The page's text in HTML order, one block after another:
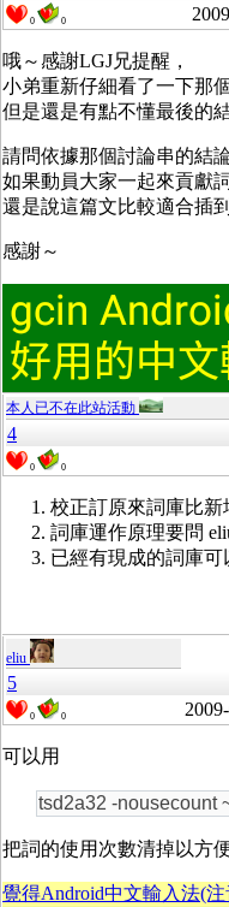
0 0
哦～感謝LGJ兄提醒，
小弟重新仔細看了一下那
但是還是有點不懂最後的
請問依據那個討論串的結論
如果動員大家一起來貢獻
還是說這篇文比較適合插
感謝～
本人已不在此站活動
4
0 0
校正訂原來詞庫比新
詞庫運作原理要問
已經有現成的詞庫可
eliu
5
0 0
可以用
tsd2a32 -nousecount
把詞的使用次數清掉以方
覺得Android中文輸入法(